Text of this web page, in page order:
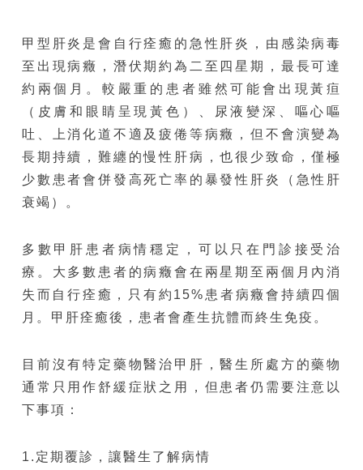
甲型肝炎是會自行痊癒的急性肝炎，由感染病毒
至出現病癥，潛伏期約為二至四星期，最長可達
約兩個月。較嚴重的患者雖然可能會出現黃疸
（皮膚和眼睛呈現黃色）、尿液變深、嘔心嘔
吐、上消化道不適及疲倦等病癥，但不會演變為
長期持續，難纏的慢性肝病，也很少致命，僅極
少數患者會併發高死亡率的暴發性肝炎（急性肝
衰竭）。
多數甲肝患者病情穩定，可以只在門診接受治
療。大多數患者的病癥會在兩星期至兩個月內消
失而自行痊癒，只有約15%患者病癥會持續四個
月。甲肝痊癒後，患者會產生抗體而終生免疫。
目前沒有特定藥物醫治甲肝，醫生所處方的藥物
通常只用作舒緩症狀之用，但患者仍需要注意以
下事項：
1.定期覆診，讓醫生了解病情